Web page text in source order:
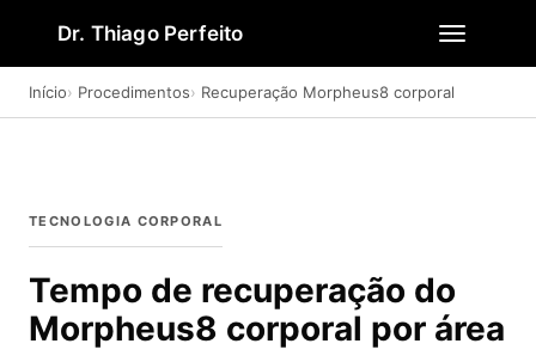
Dr. Thiago Perfeito
Início Procedimentos Recuperação Morpheus8 corporal
TECNOLOGIA CORPORAL
Tempo de recuperação do
Morpheus8 corporal por área